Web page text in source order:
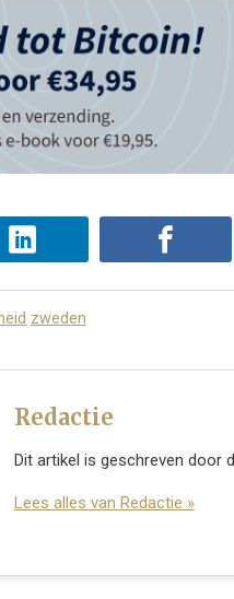
zweden
Redactie
Dit artikel is geschreven door
Lees alles van Redactie »